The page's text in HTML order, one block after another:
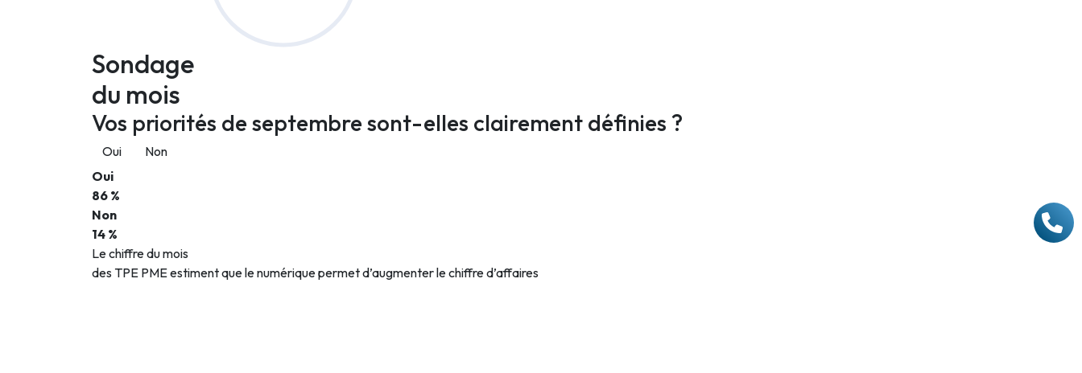
Sondage
du mois
Vos priorités de septembre sont-elles clairement définies ?
Oui
Non
Oui
86 %
Non
14 %
Le chiffre du mois
des TPE PME estiment que le numérique permet d’augmenter le chiffre d’affaires